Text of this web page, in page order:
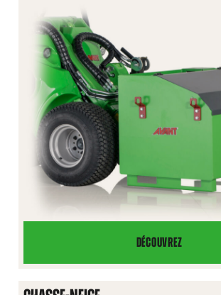
DÉCOUVREZ
BOÎTE
POUR